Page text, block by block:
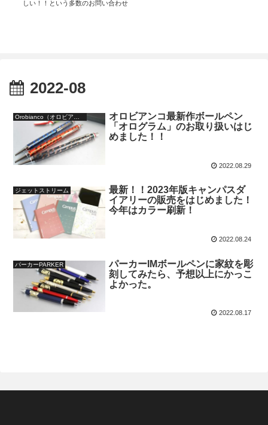
しい！！という多数のお問い合わせ
2022-08
Orobianco（オロビアンコ）
オロビアンコ最新作ボールペン
「オログラム」のお取り扱いはじ
めました！！
2022.08.29
ジェットストリーム
最新！！2023年版キャンパスダ
イアリーの販売をはじめました！
今年はカラー刷新！
2022.08.24
パーカーPARKER
パーカーIMボールペンに家紋を彫
刻してみたら、予想以上にかっこ
よかった。
2022.08.17